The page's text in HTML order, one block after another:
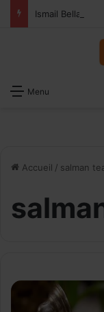
Menu
Accueil / salman